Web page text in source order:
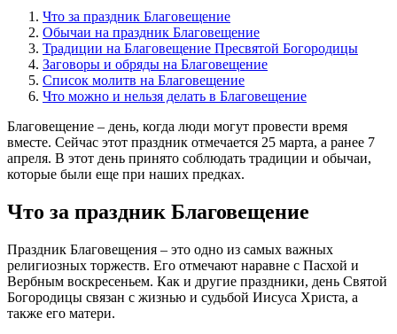
Что за праздник Благовещение
Обычаи на праздник Благовещение
Традиции на Благовещение Пресвятой Богородицы
Заговоры и обряды на Благовещение
Список молитв на Благовещение
Что можно и нельзя делать в Благовещение
Благовещение – день, когда люди могут провести время
вместе. Сейчас этот праздник отмечается 25 марта, а ранее 7
апреля. В этот день принято соблюдать традиции и обычаи,
которые были еще при наших предках.
Что за праздник Благовещение
Праздник Благовещения – это одно из самых важных
религиозных торжеств. Его отмечают наравне с Пасхой и
Вербным воскресеньем. Как и другие праздники, день Святой
Богородицы связан с жизнью и судьбой Иисуса Христа, а
также его матери.